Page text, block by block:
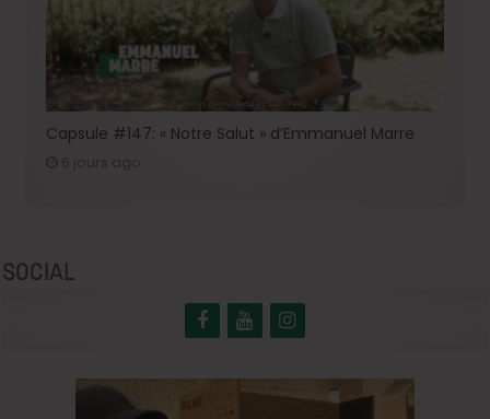
Capsule #147: « Notre Salut » d’Emmanuel Marre
SOCIAL